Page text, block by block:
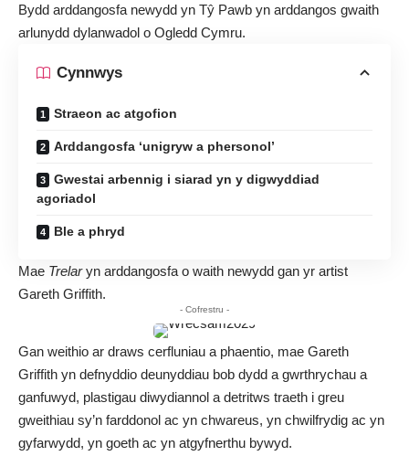
Bydd arddangosfa newydd yn Tŷ Pawb yn arddangos gwaith
arlunydd dylanwadol o Ogledd Cymru.
Cynnwys
Straeon ac atgofion
Arddangosfa ‘unigryw a phersonol’
Gwestai arbennig i siarad yn y digwyddiad
agoriadol
Ble a phryd
Mae Trelaryn arddangosfa o waith newydd gan yr artist
Gareth Griffith.
- Cofrestru -
Gan weithio ar draws cerfluniau a phaentio, mae Gareth
Griffith yn defnyddio deunyddiau bob dydd a gwrthrychau a
ganfuwyd, plastigau diwydiannol a detritws traeth i greu
gweithiau sy’n farddonol ac yn chwareus, yn chwilfrydig ac yn
gyfarwydd, yn goeth ac yn atgyfnerthu bywyd.